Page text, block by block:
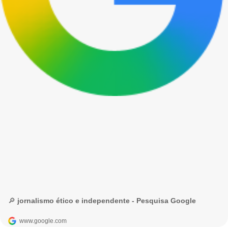
🔎 jornalismo ético e independente - Pesquisa Google
www.google.com